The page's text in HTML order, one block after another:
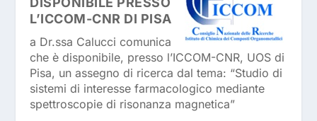
L’ICCOM-CNR DI PISA
a Dr.ssa Calucci comunica
che è disponibile, presso l’ICCOM-CNR, UOS di
Pisa, un assegno di ricerca dal tema: “Studio di
sistemi di interesse farmacologico mediante
spettroscopie di risonanza magnetica”